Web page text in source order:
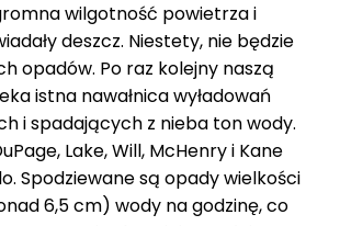
wilgotność powietrza i
deszcz. Niestety, nie będzie
opadów. Po raz kolejny naszą
istna nawałnica wyładowań
i spadających z nieba ton wody.
Lake, Will, McHenry i Kane
Spodziewane są opady wielkości
6,5 cm) wody na godzinę, co